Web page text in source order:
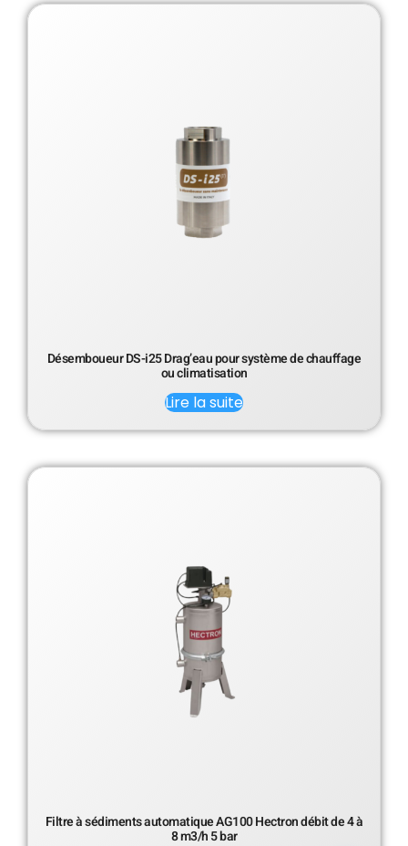
Désemboueur DS-i25 Drag’eau pour système de chauffage
ou climatisation
Lire la suite
Filtre à sédiments automatique AG100 Hectron débit de 4 à
8 m3/h 5 bar